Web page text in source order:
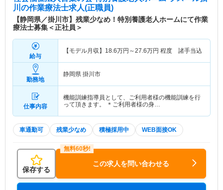
川 の作業療法士求人(正職員)
【静岡県／掛川市】残業少なめ！特別養護老人ホームにて作業
療法士募集＜正社員＞
給与
【モデル月収】 18.6万円～27.6万円 程度 諸手当込
勤務地
静岡県 掛川市
仕事内容
機能訓練指導員として、ご利用者様の機能訓練を行
って頂きます。 ＊ご利用者様の身…
車通勤可 残業少なめ 積極採用中 WEB面接OK
保存する
この求人を問い合わせる